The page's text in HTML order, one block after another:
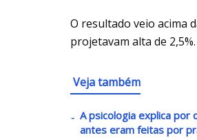
O resultado veio acima
projetavam alta de 2,5%.
Veja também
A psicologia explica
antes eram feitas por